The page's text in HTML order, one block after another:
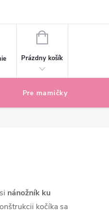
NÁKUPNÝ
Prázdny košík
Pre mamičky
nánožník ku
kočíka sa